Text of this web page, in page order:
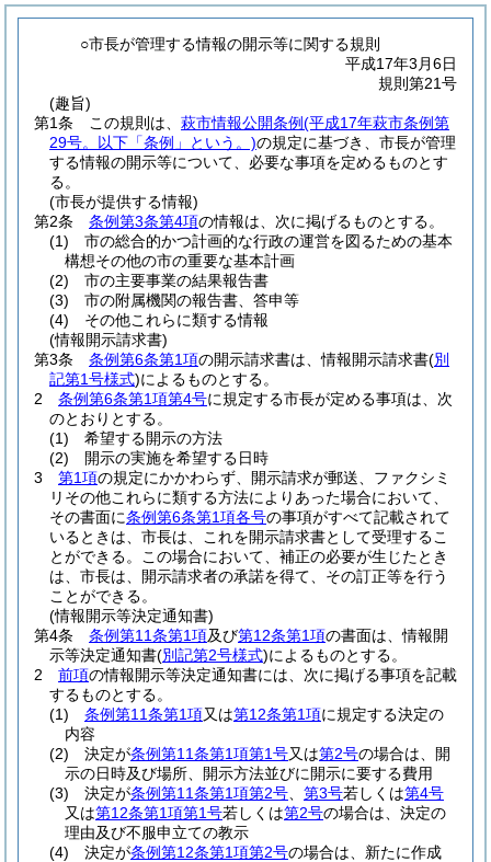
○市長が管理する情報の開示等に関する規則
平成17年3月6日
規則第21号
(趣旨)
第1条
この規則は、 萩市情報公開条例(平成17年萩市条例第
29号。以下「条例」という。)の規定に基づき、市長が管理
する情報の開示等について、必要な事項を定めるものとす
る。
(市長が提供する情報)
第2条
条例第3条第4項の情報は、次に掲げるものとする。
(1)
市の総合的かつ計画的な行政の運営を図るための基本
構想その他の市の重要な基本計画
(2)
市の主要事業の結果報告書
(3)
市の附属機関の報告書、答申等
(4)
その他これらに類する情報
(情報開示請求書)
第3条
条例第6条第1項の開示請求書は、情報開示請求書(別
記第1号様式)によるものとする。
2
条例第6条第1項第4号に規定する市長が定める事項は、次
のとおりとする。
(1)
希望する開示の方法
(2)
開示の実施を希望する日時
3
第1項の規定にかかわらず、開示請求が郵送、ファクシミ
リその他これらに類する方法によりあった場合において、
その書面に条例第6条第1項各号の事項がすべて記載されて
いるときは、市長は、これを開示請求書として受理するこ
とができる。
この場合において、補正の必要が生じたとき
は、市長は、開示請求者の承諾を得て、その訂正等を行う
ことができる。
(情報開示等決定通知書)
第4条
条例第11条第1項及び第12条第1項の書面は、情報開
示等決定通知書(別記第2号様式)によるものとする。
2
前項の情報開示等決定通知書には、次に掲げる事項を記載
するものとする。
(1)
条例第11条第1項又は第12条第1項に規定する決定の
内容
(2)
決定が条例第11条第1項第1号又は第2号の場合は、開
示の日時及び場所、開示方法並びに開示に要する費用
(3)
決定が条例第11条第1項第2号 第3号若しくは第4号
又は第12条第1項第1号若しくは第2号の場合は、決定の
理由及び不服申立ての教示
(4)
決定が条例第12条第1項第2号の場合は、新たに作成